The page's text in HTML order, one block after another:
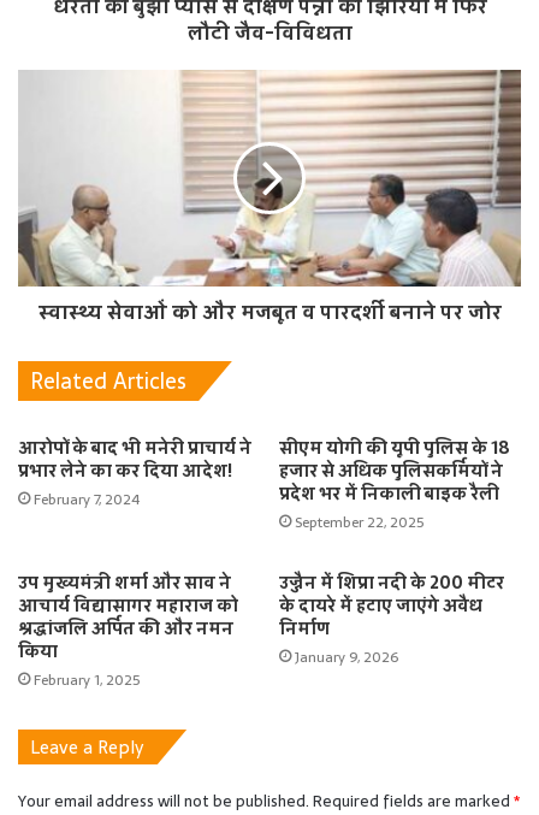
लौटी जैव-विविधता
स्वास्थ्य सेवाओं को और मजबूत व पारदर्शी बनाने पर जोर
Related Articles
आरोपों के बाद भी मनेरी प्राचार्य ने
प्रभार लेने का कर दिया आदेश!
February 7, 2024
सीएम योगी की यूपी पुलिस के 18
हजार से अधिक पुलिसकर्मियों ने
प्रदेश भर में निकाली बाइक रैली
September 22, 2025
उप मुख्यमंत्री शर्मा और साव ने
आचार्य विद्यासागर महाराज को
श्रद्धांजलि अर्पित की और नमन
किया
February 1, 2025
उज्जैन में शिप्रा नदी के 200 मीटर
के दायरे में हटाए जाएंगे अवैध
निर्माण
January 9, 2026
Leave a Reply
Your email address will not be published.Required fields are marked*